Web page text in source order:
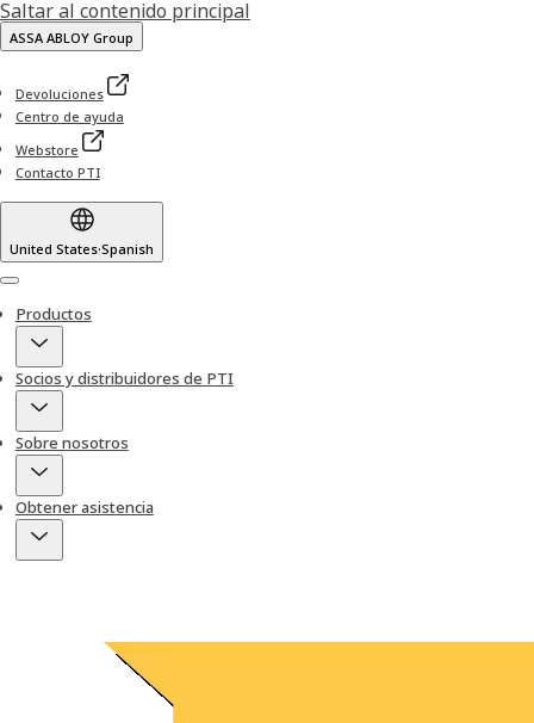
Saltar al contenido principal
ASSA ABLOY Group
Devoluciones
Centro de ayuda
Webstore
Contacto PTI
United States·Spanish
Menu
Productos
Socios y distribuidores de PTI
Sobre nosotros
Obtener asistencia